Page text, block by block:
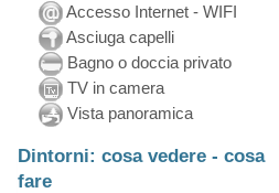
Accesso Internet - WIFI
Asciuga capelli
Bagno o doccia privato
TV in camera
Vista panoramica
Dintorni: cosa vedere - cosa
fare